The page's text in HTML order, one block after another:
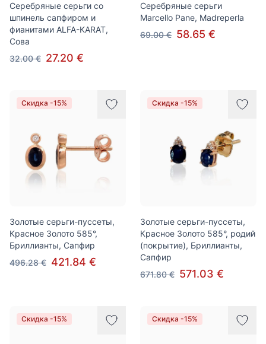
Серебряные серьги со
шпинель сапфиром и
фианитами ALFA-KARAT,
Сова
32.00 € 27.20 €
Серебряные серьги
Marcello Pane, Madreperla
69.00 € 58.65 €
Скидка -15%
Золотые серьги-пуссеты,
Красное Золото 585°,
Бриллианты, Сапфир
496.28 € 421.84 €
Скидка -15%
Золотые серьги-пуссеты,
Красное Золото 585°, родий
(покрытие), Бриллианты,
Сапфир
671.80 € 571.03 €
Скидка -15% Скидка -15%